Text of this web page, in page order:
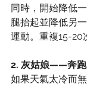
同時，開始降低
腿抬起並降低另
運動。重複15-20
2. 灰姑娘——奔跑
如果天氣太冷而